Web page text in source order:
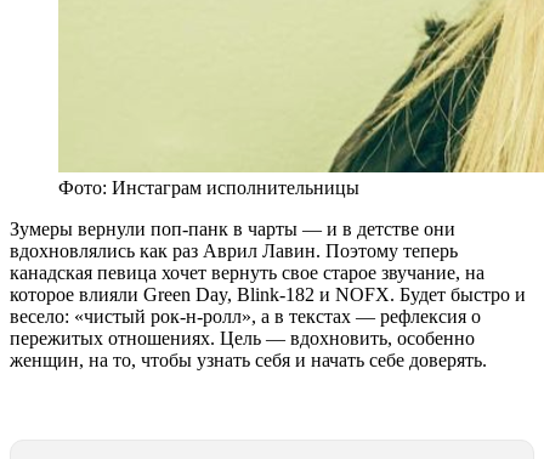
Фото: Инстаграм исполнительницы
Зумеры вернули поп-панк в чарты — и в детстве они
вдохновлялись как раз Аврил Лавин. Поэтому теперь
канадская певица хочет вернуть свое старое звучание, на
которое влияли Green Day, Blink-182 и NOFX. Будет быстро и
весело: «чистый рок-н-ролл», а в текстах — рефлексия о
пережитых отношениях. Цель — вдохновить, особенно
женщин, на то, чтобы узнать себя и начать себе доверять.